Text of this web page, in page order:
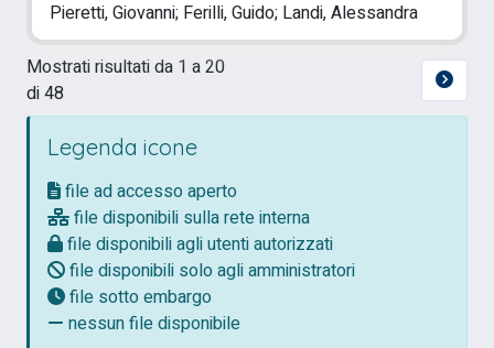
Pieretti, Giovanni; Ferilli, Guido; Landi, Alessandra
Mostrati risultati da 1 a 20
di 48
Legenda icone
file ad accesso aperto
file disponibili sulla rete interna
file disponibili agli utenti autorizzati
file disponibili solo agli amministratori
file sotto embargo
nessun file disponibile